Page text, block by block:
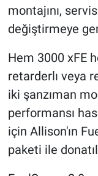
montajını, servis
değiştirmeye
Hem 3000 xFE
retarderlı veya
iki şanzıman
performansı
için Allison'ın
paketi ile